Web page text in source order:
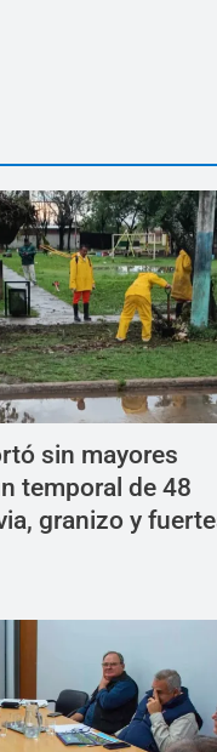
sin mayores
temporal de 48
granizo y